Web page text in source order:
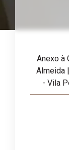
Anexo à
Almeida
- Vila